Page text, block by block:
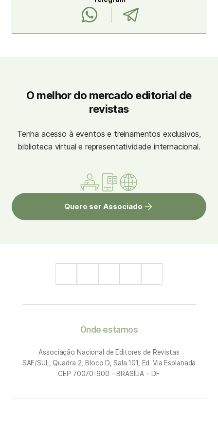
O melhor do mercado editorial de
revistas
Tenha acesso à eventos e treinamentos exclusivos,
biblioteca virtual e representatividade internacional.
Quero ser Associado
Onde estamos
Associação Nacional de Editores de Revistas
SAF/SUL, Quadra 2, Bloco D, Sala 101, Ed. Via Esplanada
CEP 70070-600 – BRASÍLIA – DF